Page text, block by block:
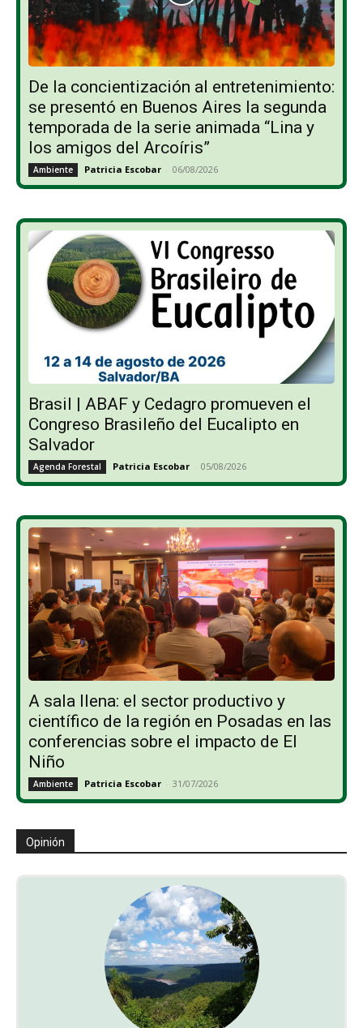
De la concientización al entretenimiento:
se presentó en Buenos Aires la segunda
temporada de la serie animada “Lina y
los amigos del Arcoíris”
Ambiente Patricia Escobar - 06/08/2026
Brasil | ABAF y Cedagro promueven el
Congreso Brasileño del Eucalipto en
Salvador
Agenda Forestal Patricia Escobar - 05/08/2026
A sala llena: el sector productivo y
científico de la región en Posadas en las
conferencias sobre el impacto de El
Niño
Ambiente Patricia Escobar - 31/07/2026
Opinión